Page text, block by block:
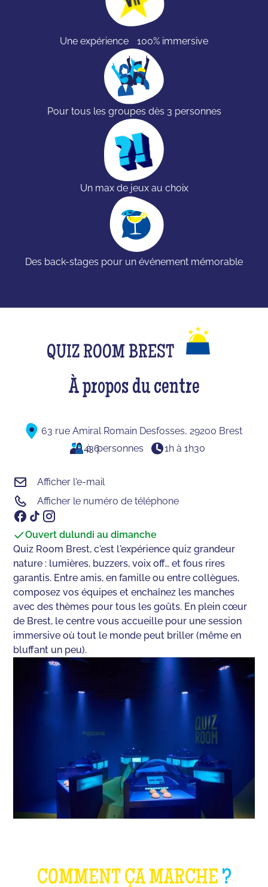
Une expérience 100% immersive
Pour tous les groupes dès 3 personnes
Un max de jeux au choix
Des back-stages pour un événement mémorable
QUIZ ROOM BREST
À propos du centre
63 rue Amiral Romain Desfosses, 29200 Brest
4à36personnes 1h à 1h30
Afficher l'e-mail
Afficher le numéro de téléphone
Ouvert dulundi au dimanche
Quiz Room Brest, c'est l'expérience quiz grandeur
nature : lumières, buzzers, voix off… et fous rires
garantis. Entre amis, en famille ou entre collègues,
composez vos équipes et enchaînez les manches
avec des thèmes pour tous les goûts. En plein cœur
de Brest, le centre vous accueille pour une session
immersive où tout le monde peut briller (même en
bluffant un peu).
COMMENT ÇA MARCHE ?